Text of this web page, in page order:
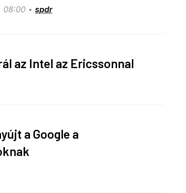
08:00 spdr
az Intel az Ericssonnal
a Google a